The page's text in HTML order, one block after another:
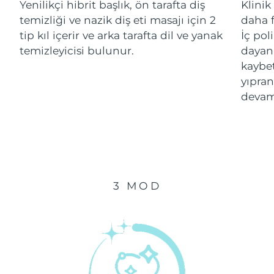
Yenilikçi hibrit başlık, ön tarafta diş
temizliği ve nazik diş eti masajı için 2
tip kıl içerir ve arka tarafta dil ve yanak
temizleyicisi bulunur.
Klinik
daha
İç
3 MOD
Çin Makao ÖİB Tahmini teslim tarihi 8/11/26
Malezya 8/12/26
8/9/26
Tahmini teslim tarihi
Tahmini teslim tarihi